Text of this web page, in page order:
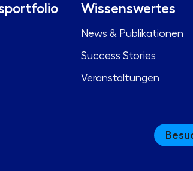
Wissenswertes
News & Publikationen
Success Stories
Veranstaltungen